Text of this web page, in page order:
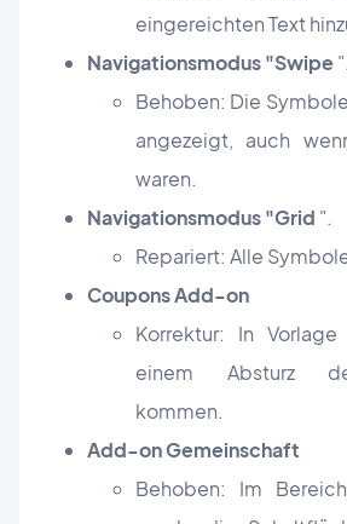
eingereichten Text
Navigationsmodus "Swipe".
Behoben: Die
angezeigt, auch
waren.
Navigationsmodus "Grid ".
Repariert: Alle
Coupons Add-on
Korrektur: In
einem Absturz
kommen.
Add-on Gemeinschaft
Behoben: Im